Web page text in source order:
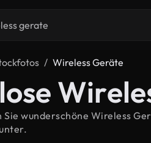
Wireless Geräte
Sie wunderschöne Wireless